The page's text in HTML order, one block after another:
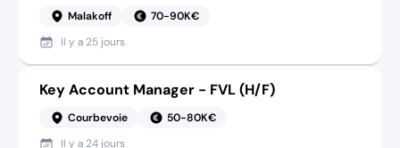
Malakoff
70-90K€
Il y a 25 jours
Key Account Manager - FVL (H/F)
Courbevoie
50-80K€
Il y a 24 jours